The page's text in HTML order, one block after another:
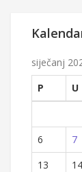
siječanj
P
U
6
7
13
14